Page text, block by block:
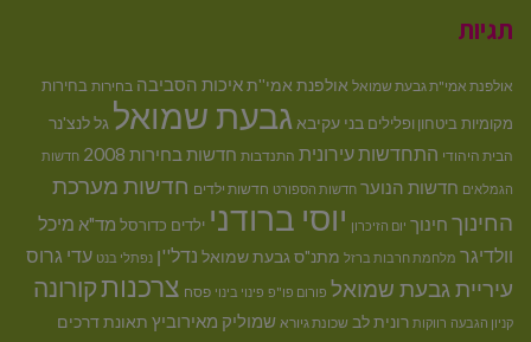
תגיות
אולפנת אמי"ת גבעת שמואל אולפנת אמי''תאיכות הסביבה בחירות בחירות
מקומיות ביטחון ופלילים בני עקיבא גבעת שמואל גל לנצ'נר
הבית היהודי התחדשות עירונית התנדבות חדשות בחירות 2008 חדשות
הגמלאים חדשות הנוער חדשות הספורט חדשות ילדים חדשות מערכת
החינוך חינוך יום הזיכרון יוסי ברודני ילדים כדורסל מד"א מיכל
וולדיגר מלחמת חרבות ברזל מתנ"ס גבעת שמואל נדל''ן נפתלי בנט עדי גרוס
עיריית גבעת שמואל פורום פו"פ פינוי בינוי פסח צרכנותקורונה
קניון הגבעה רווקות רונית לב שכונת גיורא שמוליק מאירוביץ תאונת דרכים